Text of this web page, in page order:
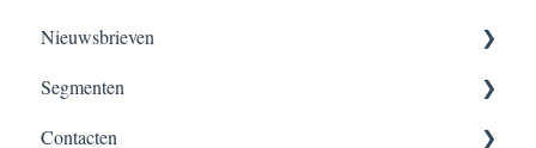
Nieuwsbrieven
Nieuwsbrieven maken
Versturen, verzendschema’s & planningen
Segmenten
Segmentatie overzicht
Contacten